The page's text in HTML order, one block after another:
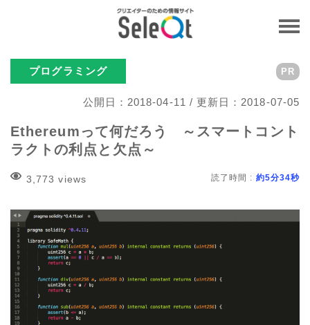
プログラミング
公開日：2018-04-11 / 更新日：2018-07-05
PR
Ethereumって何だろう ～スマートコント
ラクトの利点と欠点～
3,773 views 読了時間 : 約5分34秒